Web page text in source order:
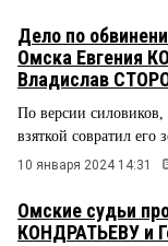
Дело по
Омска Евгения
Владислав
По версии силовиков,
взяткой совратил
10 января 2024 14:31
Омские судьи
КОНДРАТЬЕВУ и